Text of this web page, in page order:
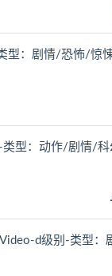
型：剧情/恐怖/惊
类型：动作/剧情/
-d级别-类型：